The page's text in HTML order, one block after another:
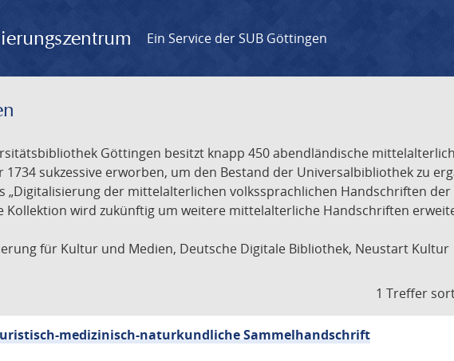
Ein Service der SUB Göttingen
Göttingen besitzt knapp 450 abendländische
sukzessive erworben, um den Bestand der Universalbibliothek zu
der mittelalterlichen volkssprachlichen Handschriften
Kollektion wird zukünftig um weitere mittelalterliche Handschriften
für Kultur und Medien, Deutsche Digitale Bibliothek, Neustart Kultur
1 Treffer
medizinisch-naturkundliche Sammelhandschrift